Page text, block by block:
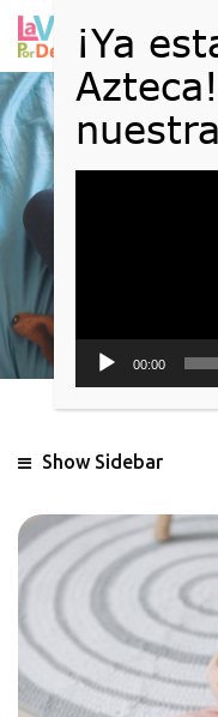
Show Sidebar
00:00